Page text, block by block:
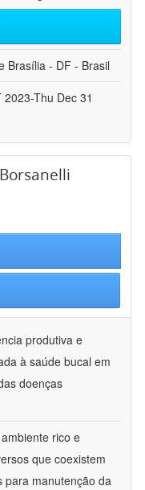
Brasília - DF - Brasil
Thu Dec 31
produtiva e
à saúde bucal em
doenças
rico e
que coexistem
para manutenção da